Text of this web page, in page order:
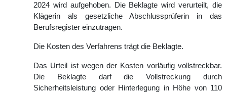
2024 wird aufgehoben. Die Beklagte wird verurteilt, die
Klägerin als gesetzliche Abschlussprüferin in das
Berufsregister einzutragen.
Die Kosten des Verfahrens trägt die Beklagte.
Das Urteil ist wegen der Kosten vorläufig vollstreckbar.
Die Beklagte darf die Vollstreckung durch
Sicherheitsleistung oder Hinterlegung in Höhe von 110